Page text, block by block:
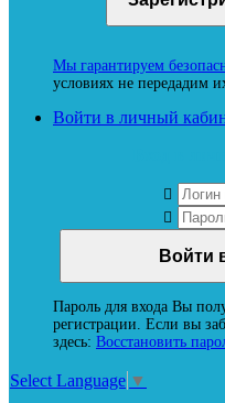
Мы гарантируем
условиях не передадим
Войти в личный
Пароль для входа Вы
регистрации. Если вы
здесь: Восстановить
Select Language ▼